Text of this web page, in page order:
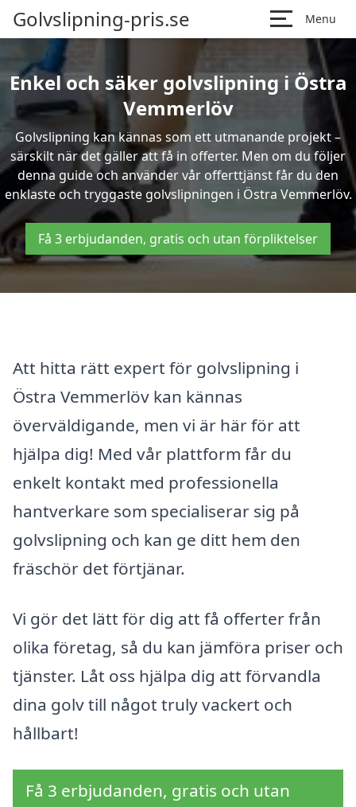
Golvslipning-pris.se Menu
Enkel och säker golvslipning i Östra
Vemmerlöv
Golvslipning kan kännas som ett utmanande projekt –
särskilt när det gäller att få in offerter. Men om du följer
denna guide och använder vår offerttjänst får du den
enklaste och tryggaste golvslipningen i Östra Vemmerlöv.
Få 3 erbjudanden, gratis och utan förpliktelser
Att hitta rätt expert för golvslipning i
Östra Vemmerlöv kan kännas
överväldigande, men vi är här för att
hjälpa dig! Med vår plattform får du
enkelt kontakt med professionella
hantverkare som specialiserar sig på
golvslipning och kan ge ditt hem den
fräschör det förtjänar.
Vi gör det lätt för dig att få offerter från
olika företag, så du kan jämföra priser och
tjänster. Låt oss hjälpa dig att förvandla
dina golv till något truly vackert och
hållbart!
Få 3 erbjudanden, gratis och utan